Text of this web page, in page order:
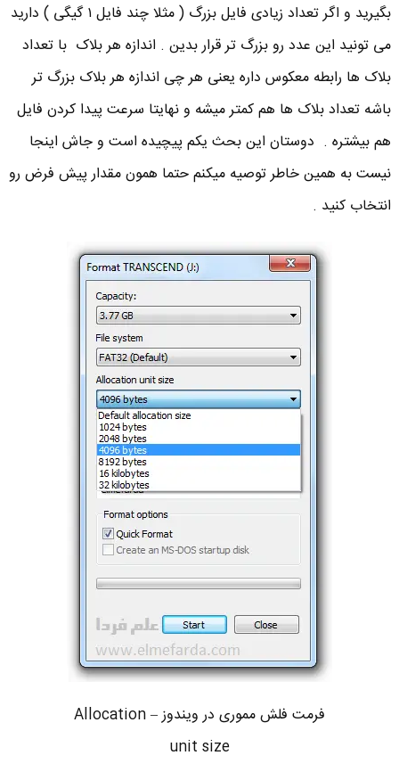
بگیرید و اگر تعداد زیادی فایل بزرگ ( مثلا چند فایل ۱ گیگی ) دارید
می تونید این عدد رو بزرگ تر قرار بدین . اندازه هر بلاک با تعداد
بلاک ها رابطه معکوس داره یعنی هر چی اندازه هر بلاک بزرگ تر
باشه تعداد بلاک ها هم کمتر میشه و نهایتا سرعت پیدا کردن فایل
هم بیشتره . دوستان این بحث یکم پیچیده است و جاش اینجا
نیست به همین خاطر توصیه میکنم حتما همون مقدار پیش فرض رو
انتخاب کنید .
فرمت فلش مموری در ویندوز – Allocation
unit size